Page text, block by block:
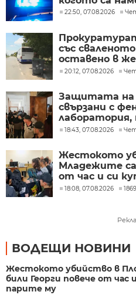
22:50, 07.08.2026
със
оставено в
Митрополия
20:12, 07.08.2026
Защитата на
свързани с
лаборатория,
гледа в София
18:43, 07.08.2026
Жестокото
Младежите са
от час и си
му
18:08, 07.08.2026
ВОДЕЩИ НОВИНИ
Жестокото убийство в
били Георги повече от час
парите му